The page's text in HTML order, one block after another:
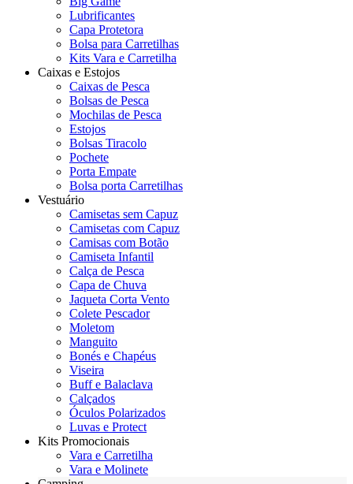
Lubrificantes
Capa Protetora
Bolsa para Carretilhas
Kits Vara e Carretilha
Caixas e Estojos
Caixas de Pesca
Bolsas de Pesca
Mochilas de Pesca
Estojos
Bolsas Tiracolo
Pochete
Porta Empate
Bolsa porta Carretilhas
Vestuário
Camisetas sem Capuz
Camisetas com Capuz
Camisas com Botão
Camiseta Infantil
Calça de Pesca
Capa de Chuva
Jaqueta Corta Vento
Colete Pescador
Moletom
Manguito
Bonés e Chapéus
Viseira
Buff e Balaclava
Calçados
Óculos Polarizados
Luvas e Protect
Kits Promocionais
Vara e Carretilha
Vara e Molinete